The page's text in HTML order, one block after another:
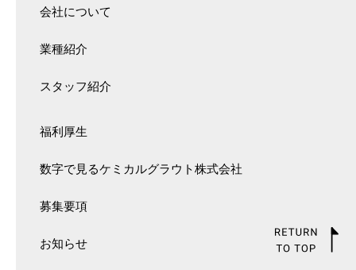
会社について
業種紹介
スタッフ紹介
福利厚生
数字で見るケミカルグラウト株式会社
募集要項
お知らせ